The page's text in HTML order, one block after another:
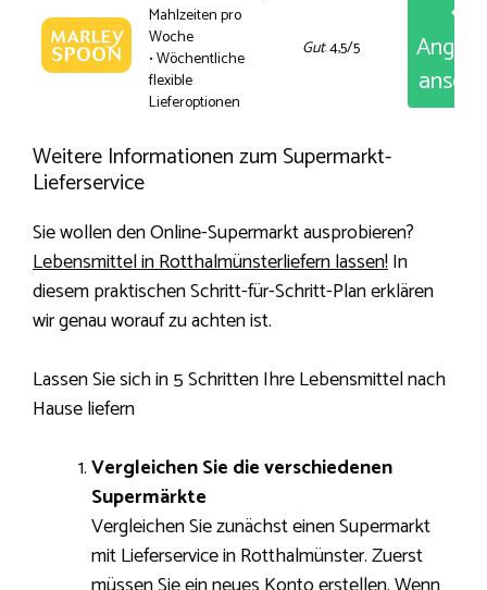
Mahlzeiten pro
Woche
• Wöchentliche
flexible
Lieferoptionen
Gut: 4,5/5
Weitere Informationen zum Supermarkt-
Lieferservice
Sie wollen den Online-Supermarkt ausprobieren?
Lebensmittel in Rotthalmünsterliefern lassen!In
diesem praktischen Schritt-für-Schritt-Plan erklären
wir genau worauf zu achten ist.
Lassen Sie sich in 5 Schritten Ihre Lebensmittel nach
Hause liefern
Vergleichen Sie die verschiedenen
Supermärkte
Vergleichen Sie zunächst einen Supermarkt
mit Lieferservice in Rotthalmünster. Zuerst